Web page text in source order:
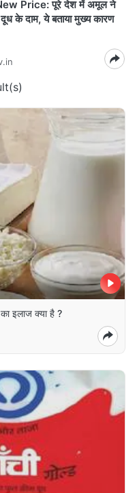
Price: पूरे देश में अमूल ने
के दाम, ये बताया मुख्य कारण
इलाज क्या है ?